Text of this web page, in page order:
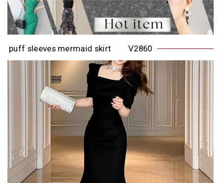
puff sleeves mermaid skirt V2860